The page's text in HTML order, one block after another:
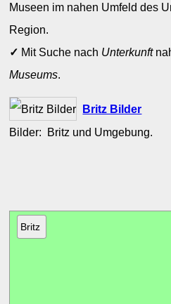
Museen im nahen Umfeld des
Region.
✓ Mit Suche nach Unterkunft
Museums.
Britz Bilder
Bilder: Britz und Umgebung.
Britz